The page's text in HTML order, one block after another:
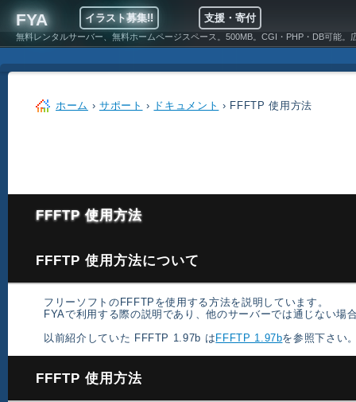
支援・寄付
イラスト募集!!
FYA
無料レンタルサーバー、無料ホームページスペース。500MB。CGI・PHP・DB可能。
ホーム › サポート › ドキュメント › FFFTP 使用方法
FFFTP 使用方法
FFFTP 使用方法について
フリーソフトのFFFTPを使用する方法を説明しています。
FYAで利用する際の説明であり、他のサーバーでは通じない場
以前紹介していた FFFTP 1.97b はFFFTP 1.97bを参照下さい
FFFTP 使用方法